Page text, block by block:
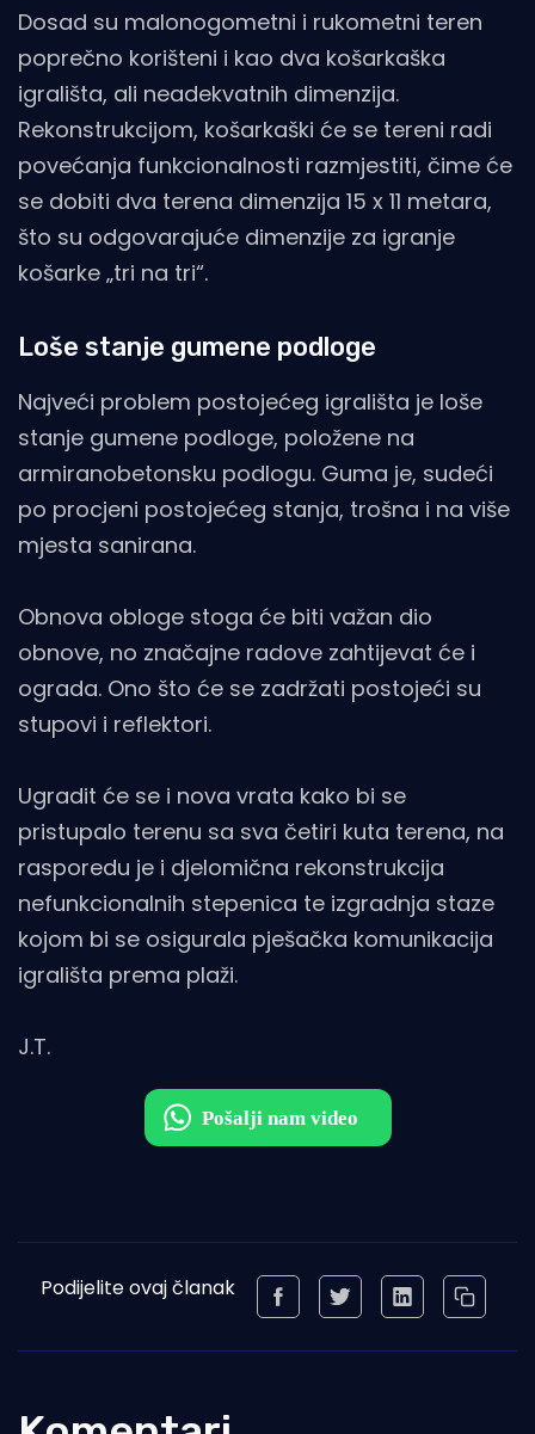
Dosad su malonogometni i rukometni teren
poprečno korišteni i kao dva košarkaška
igrališta, ali neadekvatnih dimenzija.
Rekonstrukcijom, košarkaški će se tereni radi
povećanja funkcionalnosti razmjestiti, čime će
se dobiti dva terena dimenzija 15 x 11 metara,
što su odgovarajuće dimenzije za igranje
košarke „tri na tri“.
Loše stanje gumene podloge
Najveći problem postojećeg igrališta je loše
stanje gumene podloge, položene na
armiranobetonsku podlogu. Guma je, sudeći
po procjeni postojećeg stanja, trošna i na više
mjesta sanirana.
Obnova obloge stoga će biti važan dio
obnove, no značajne radove zahtijevat će i
ograda. Ono što će se zadržati postojeći su
stupovi i reflektori.
Ugradit će se i nova vrata kako bi se
pristupalo terenu sa sva četiri kuta terena, na
rasporedu je i djelomična rekonstrukcija
nefunkcionalnih stepenica te izgradnja staze
kojom bi se osigurala pješačka komunikacija
igrališta prema plaži.
J.T.
Podijelite ovaj članak